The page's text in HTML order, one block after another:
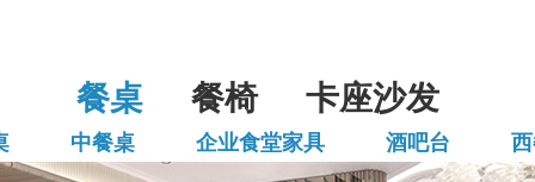
餐桌 餐椅 卡座沙发
中餐桌 企业食堂家具 酒吧台